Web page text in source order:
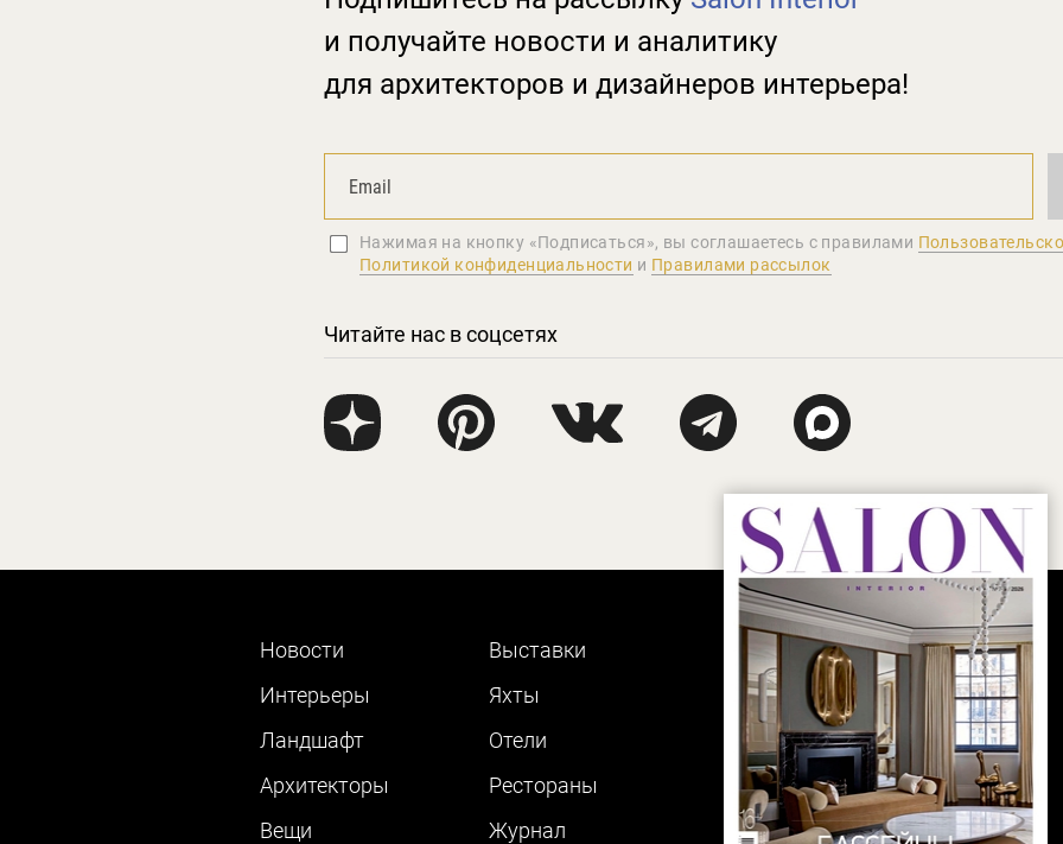
и получайте новости и аналитику
для архитекторов и дизайнеров интерьера!
Нажимая на кнопку «Подписаться», вы соглашаетеcь с правилами
Политикой конфиденциальности и Правилами рассылок
Читайте нас в соцсетях
Новости
Интерьеры
Ландшафт
Архитекторы
Вещи
Выставки
Яхты
Отели
Рестораны
Журнал